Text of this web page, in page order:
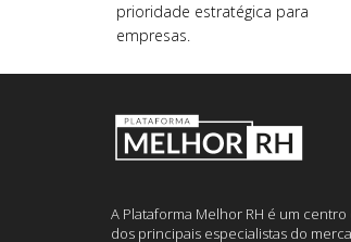
prioridade estratégica para
empresas.
A Plataforma Melhor RH é um
dos principais especialistas do